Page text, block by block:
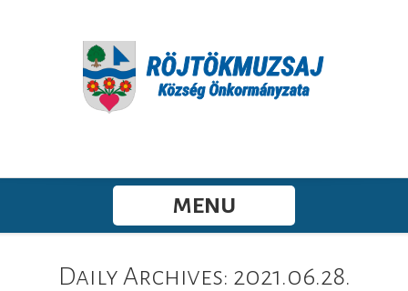
MENU
Daily Archives: 2021.06.28.